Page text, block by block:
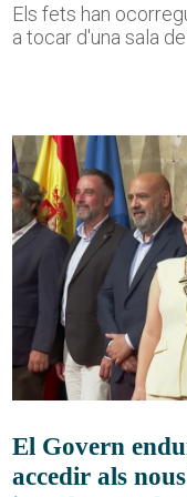
Els fets han
a tocar d'una sala
El Govern
accedir als